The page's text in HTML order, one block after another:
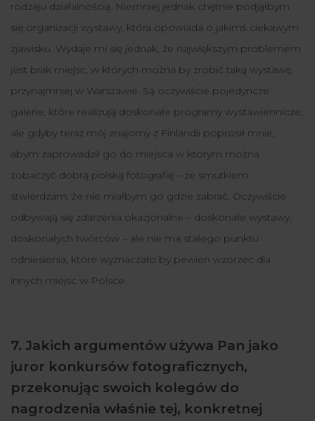
rodzaju działalnością. Niemniej jednak chętnie podjąłbym
się organizacji wystawy, która opowiada o jakimś ciekawym
zjawisku. Wydaje mi się jednak, że największym problemem
jest brak miejsc, w których można by zrobić taką wystawę,
przynajmniej w Warszawie. Są oczywiście pojedyncze
galerie, które realizują doskonałe programy wystawiennicze,
ale gdyby teraz mój znajomy z Finlandii poprosił mnie,
abym zaprowadził go do miejsca w którym można
zobaczyć dobrą polską fotografię – ze smutkiem
stwierdzam, że nie miałbym go gdzie zabrać. Oczywiście
odbywają się zdarzenia okazjonalne – doskonałe wystawy,
doskonałych twórców – ale nie ma stałego punktu
odniesienia, które wyznaczało by pewien wzorzec dla
innych miejsc w Polsce.
7. Jakich argumentów używa Pan jako
juror konkursów fotograficznych,
przekonując swoich kolegów do
nagrodzenia właśnie tej, konkretnej